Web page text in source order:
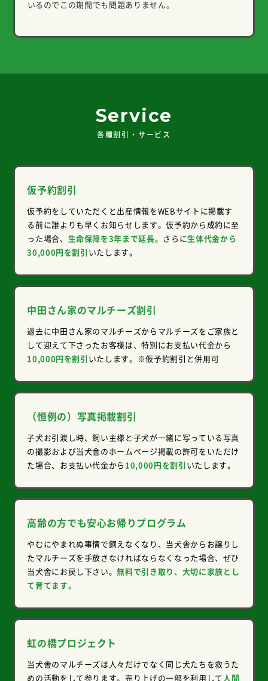
いるのでこの期間でも問題ありません。
Service
各種割引・サービス
仮予約割引
仮予約をしていただくと出産情報をWEBサイトに掲載す
る前に誰よりも早くお知らせします。仮予約から成約に至
った場合、 生命保障を3年まで延長。 さらに生体代金から
30,000円を割引 いたします。
中田さん家のマルチーズ割引
過去に中田さん家のマルチーズからマルチーズをご家族と
して迎えて下さったお客様は、特別にお支払い代金から
10,000円を割引 いたします。 ※仮予約割引と併用可
（恒例の）写真掲載割引
子犬お引渡し時、飼い主様と子犬が一緒に写っている写真
の撮影および当犬舎のホームページ掲載の許可をいただけ
た場合、お支払い代金から 10,000円を割引 いたします。
高齢の方でも安心お帰りプログラム
やむにやまれぬ事情で飼えなくなり、当犬舎からお譲りし
たマルチーズを手放さなければならなくなった場合、ぜひ
当犬舎にお戻し下さい。無料で引き取り、大切に家族とし
て育てます。
虹の橋プロジェクト
当犬舎のマルチーズは人々だけでなく同じ犬たちを救うた
めの活動をして参ります。売り上げの一部を利用して 人間